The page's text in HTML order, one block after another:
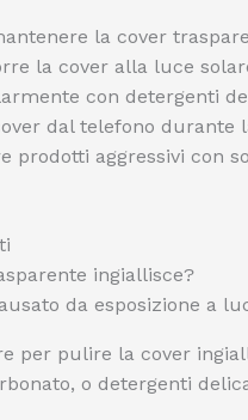
la cover
la cover alla luce
con detergenti
dal telefono
prodotti aggressivi con
ingiallisce?
da esposizione a
per pulire la cover
o detergenti